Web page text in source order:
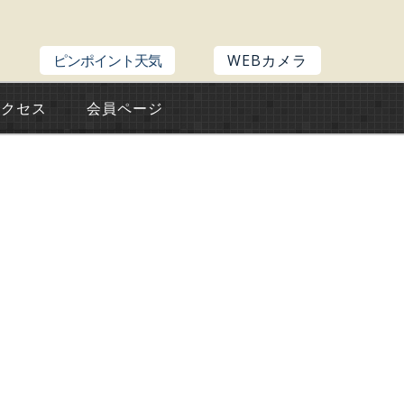
ピンポイント天気 WEBカメラ
セス 会員ページ